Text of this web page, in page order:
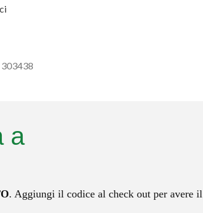
a
. Aggiungi il codice al check out per avere il